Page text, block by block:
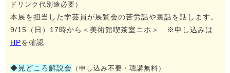
ドリンク代別途必要）
本展を担当した学芸員が展覧会の苦労話や裏話を話します。
9/15（日）17時から＜美術館喫茶室ニホ＞ ※申し込みは
HPを確認
◆見どころ解説会 （申し込み不要・聴講無料）